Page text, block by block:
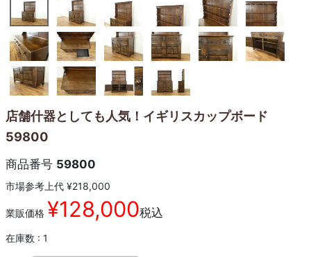
店舗什器としても人気！イギリスカップボード
59800
商品番号 59800
市場参考上代 ¥218,000
業販価格 ¥128,000税込
在庫数 1